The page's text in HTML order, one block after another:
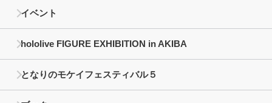
イベント
hololive FIGURE EXHIBITION in AKIBA
となりのモケイフェスティバル５